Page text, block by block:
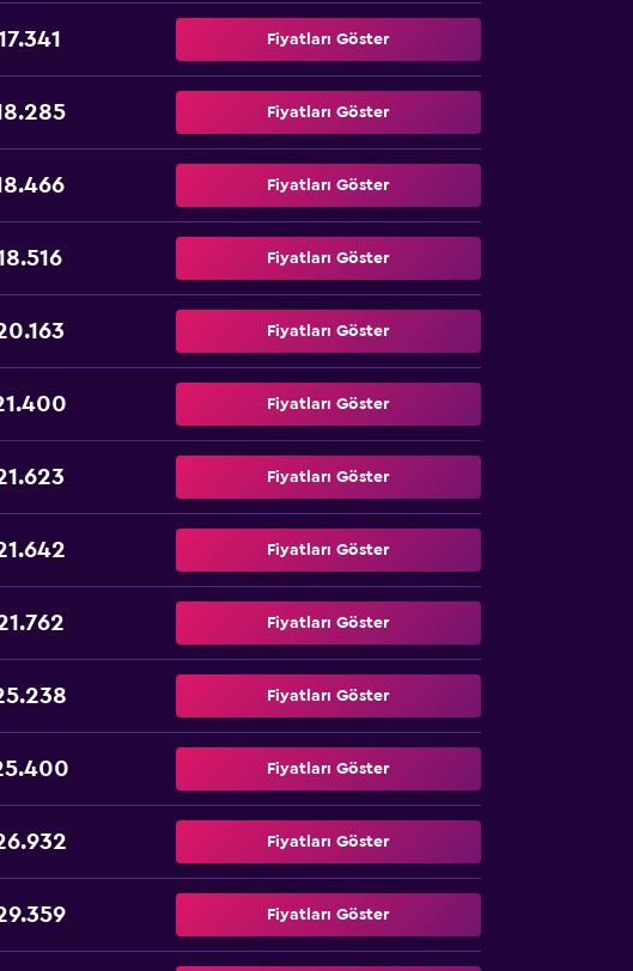
Fiyatları Göster
Fiyatları Göster
Fiyatları Göster
Fiyatları Göster
Fiyatları Göster
Fiyatları Göster
Fiyatları Göster
Fiyatları Göster
Fiyatları Göster
Fiyatları Göster
Fiyatları Göster
Fiyatları Göster
Fiyatları Göster